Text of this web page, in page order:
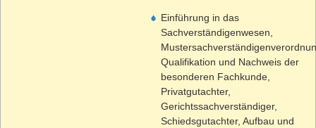
Einführung in das
Sachverständigenwesen,
Qualifikation und Nachweis der
besonderen Fachkunde,
Privatgutachter,
Gerichtssachverständiger,
Schiedsgutachter, Aufbau und